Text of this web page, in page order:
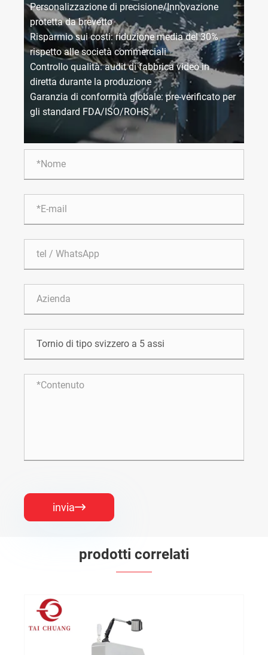
Personalizzazione di precisione/Innovazione
protetta da brevetto
Risparmio sui costi: riduzione media del 30%
rispetto alle società commerciali
Controllo qualità: audit di fabbrica video in
diretta durante la produzione
Garanzia di conformità globale: pre-verificato per
gli standard FDA/ISO/ROHS.
invia
prodotti correlati